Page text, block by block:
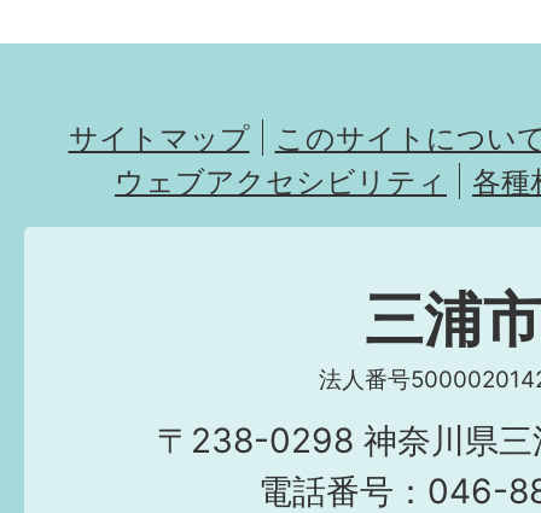
サイトマップ
このサイトについ
ウェブアクセシビリティ
各種
三浦市
法人番号
〒238-0298 神奈川県三
電話番号：046-